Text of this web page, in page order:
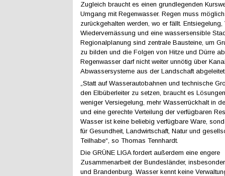
Zugleich braucht es einen grundlegenden
Umgang mit Regenwasser. Regen muss
zurückgehalten werden, wo er fällt. Entsiegelung,
Wiedervernässung und eine wassersensible
Regionalplanung sind zentrale Bausteine, um
zu bilden und die Folgen von Hitze und Dürre
Regenwasser darf nicht weiter unnötig über
Abwassersysteme aus der Landschaft
„Statt auf Wasserautobahnen und technische
den Elbüberleiter zu setzen, braucht es
weniger Versiegelung, mehr Wasserrückhalt in
und eine gerechte Verteilung der verfügbaren
Wasser ist keine beliebig verfügbare Ware,
für Gesundheit, Landwirtschaft, Natur und
Teilhabe“, so Thomas Tennhardt.
Die GRÜNE LIGA fordert außerdem eine engere
Zusammenarbeit der Bundesländer,
und Brandenburg. Wasser kennt keine